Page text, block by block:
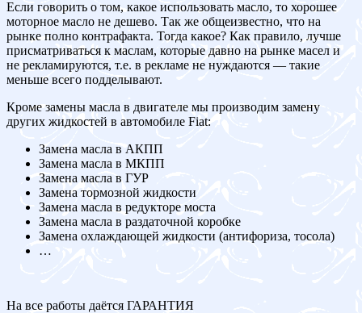
Если говорить о том, какое использовать масло, то хорошее
моторное масло не дешево. Так же общеизвестно, что на
рынке полно контрафакта. Тогда какое? Как правило, лучше
присматриваться к маслам, которые давно на рынке масел и
не рекламируются, т.е. в рекламе не нуждаются — такие
меньше всего подделывают.
Кроме замены масла в двигателе мы производим замену
других жидкостей в автомобиле Fiat:
Замена масла в АКПП
Замена масла в МКПП
Замена масла в ГУР
Замена тормозной жидкости
Замена масла в редукторе моста
Замена масла в раздаточной коробке
Замена охлаждающей жидкости (антифориза, тосола)
…
На все работы даётся ГАРАНТИЯ